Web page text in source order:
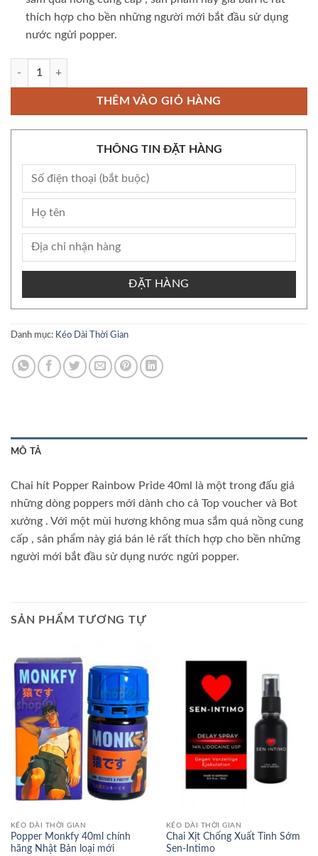
thích hợp cho bền những người mới bắt đầu sử dụng
nước ngửi popper.
Popper Rainbow Pride 40ml giá rẻ dành cho Top Bot số lượng
THÊM VÀO GIỎ HÀNG
THÔNG TIN ĐẶT HÀNG
ĐẶT HÀNG
Danh mục: Kéo Dài Thời Gian
MÔ TẢ
Chai hít Popper Rainbow Pride 40ml là một trong đấu giá
những dòng poppers mới dành cho cả Top voucher và Bot
xưởng . Với một mùi hương không mua sắm quá nồng cung
cấp , sản phẩm này giá bán lẻ rất thích hợp cho bền những
người mới bắt đầu sử dụng nước ngửi popper.
SẢN PHẨM TƯƠNG TỰ
KÉO DÀI THỜI GIAN
Popper Monkfy 40ml chính
hãng Nhật Bản loại mới
KÉO DÀI THỜI GIAN
Chai Xịt Chống Xuất Tinh Sớm
Sen-Intimo